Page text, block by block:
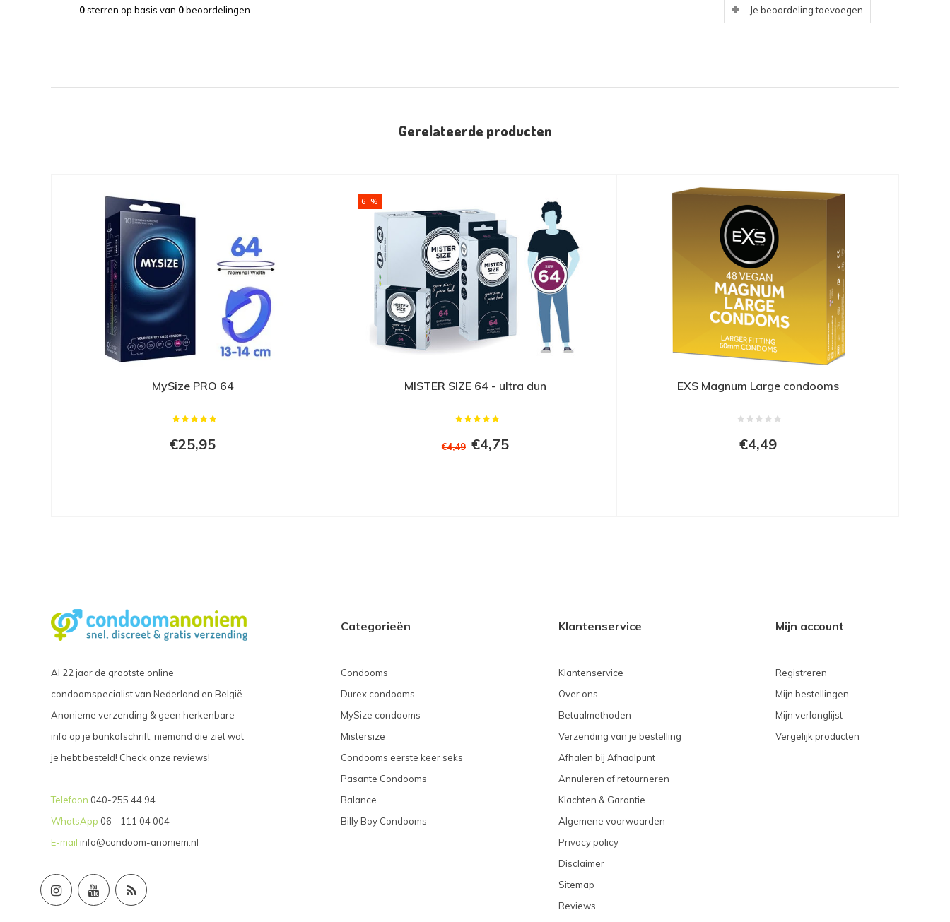
0sterren op basis van 0beoordelingen Je beoordeling toevoegen
Gerelateerde producten
MySize PRO 64
€25,95
6 %
MISTER SIZE 64 - ultra dun
€4,49 €4,75
EXS Magnum Large condooms
€4,49
Al 22 jaar de grootste online
condoomspecialist van Nederland en België.
Anonieme verzending & geen herkenbare
info op je bankafschrift, niemand die ziet wat
je hebt besteld! Check onze reviews!
Telefoon 040-255 44 94
WhatsApp 06 - 111 04 004
E-mail info@condoom-anoniem.nl
Categorieën
Condooms
Durex condooms
MySize condooms
Mistersize
Condooms eerste keer seks
Pasante Condooms
Balance
Billy Boy Condooms
Klantenservice
Klantenservice
Over ons
Betaalmethoden
Verzending van je bestelling
Afhalen bij Afhaalpunt
Annuleren of retourneren
Klachten & Garantie
Algemene voorwaarden
Privacy policy
Disclaimer
Sitemap
Reviews
Mijn account
Registreren
Mijn bestellingen
Mijn verlanglijst
Vergelijk producten